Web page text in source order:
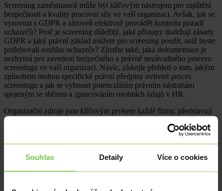
Souhlas Detaily Více o cookies
Screening zaměstnanců může být klíčovým nástrojem pro zajištění
bezpečnosti a kvality pracovní síly ve vaší organizaci. Avšak, jak se
vyrovnat s GDPR a zároveň efektivně provádět kontrolu pozadí
uchazečů? Proč je screening důležitý, jaké přístupy dodržují zásady
GDPR a jaký právní základ můžete pro screening použít, aniž byste
potřebovali souhlas uchazeče? Zjistěte také, jaká dokumentace je
nezbytná pro zavedení bezpečného a právně nezávadného procesu
screeningu ve vaší organizaci. Navíc, získejte přehled o tom, jakým
způsobem mohou specifické právní předpisy ovlivnit proces
screeningu a jak se vyhnout potenciálním právním nástrahám
spojeným se sběrem a zpracováním osobních údajů v HR.
Organizační zdroje jsou klíčovým prvkem každé firmy, představují
silný základ, avšak mohou být zároveň potenciálním rizikem pro
bezpečnost. Proces ověřování pozadí uchazečů, takzvaný
background check, je často opomíjen kvůli obavám z nesouladu s
GDPR, což je však mylný názor. Screening je důležitý pro ověření
kvalifikace a splnění zákonných požadavků a měl by se zaměřit i na